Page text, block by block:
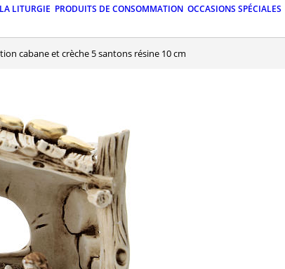
LITURGIE PRODUITS DE CONSOMMATION OCCASIONS SPÉCIALES
cabane et crèche 5 santons résine 10 cm